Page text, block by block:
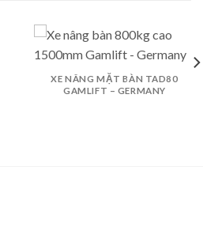
XE NÂNG MẶT BÀN TAD80
GAMLIFT – GERMANY